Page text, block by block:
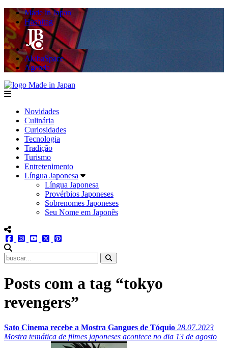
Made in Japan
Hashitag
AkibaSpace
Agenda
menu
Novidades
Culinária
Curiosidades
Tecnologia
Tradição
Turismo
Entretenimento
Língua Japonesa
Língua Japonesa
Provérbios Japoneses
Sobrenomes Japoneses
Seu Nome em Japonês
menu redes social
facebookinstagram
youtube
twitter
Posts com a tag “tokyo
revengers”
Sato Cinema recebe a Mostra Gangues de Tóquio 28.07.2023
Mostra temática de filmes japoneses acontece no dia 13 de agosto